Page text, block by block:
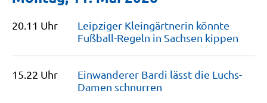
20.11 Uhr
Leipziger Kleingärtnerin könnte
Fußball-Regeln in Sachsen kippen
15.22 Uhr
Einwanderer Bardi lässt die Luchs-
Damen schnurren